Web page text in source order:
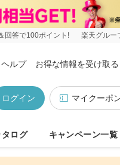
回答で100ポイント! 楽天グルー
ヘルプ お得な情報を受け取る
マイクーポ
ログイン
ログ キャンペーン一覧